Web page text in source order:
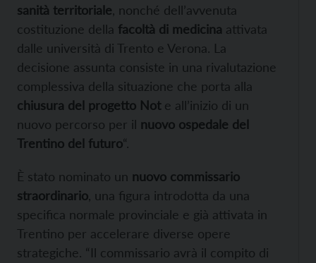
sanità territoriale , nonché dell’avvenuta
costituzione della facoltà di medicina attivata
dalle università di Trento e Verona. La
decisione assunta consiste in una rivalutazione
complessiva della situazione che porta alla
chiusura del progetto Note all’inizio di un
nuovo percorso per il nuovo ospedale del
Trentino del futuro“.
È stato nominato un nuovo commissario
straordinario , una figura introdotta da una
specifica normale provinciale e già attivata in
Trentino per accelerare diverse opere
strategiche. “Il commissario avrà il compito di